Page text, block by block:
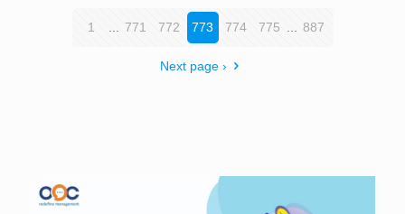
1 771 772 773 774 775 887
Next page ›